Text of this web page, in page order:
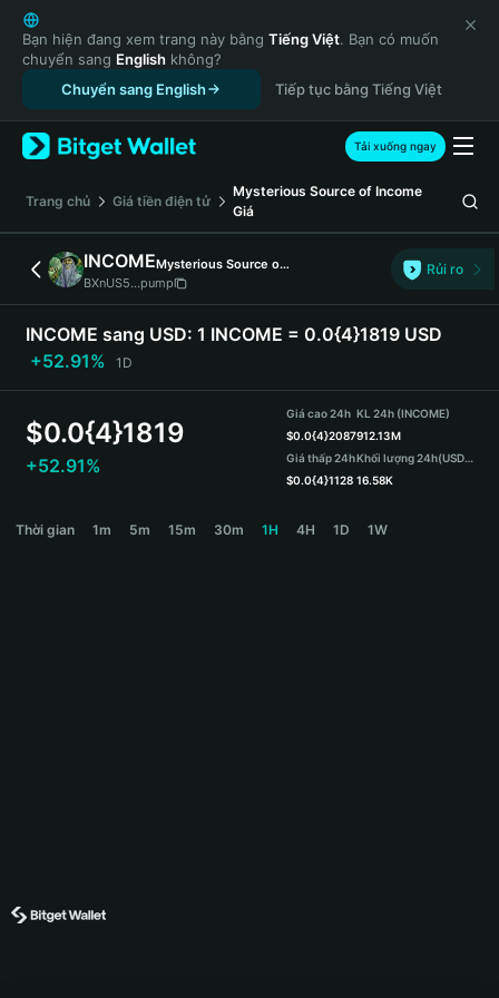
English
日本語
Tiếng Việt
Русский
Español (Latinoamérica)
Türkçe
Français
Deutsch
简体中文
繁體中文
Português (Portugal)
Bahasa Indonesia
ภาษาไทย
हिन्दी
Español
Português (Brasil)
Bạn hiện đang xem trang này bằng Tiếng Việt. Bạn có muốn
chuyển sang English không?
Chuyển sang English
Tiếp tục bằng Tiếng Việt
Tải xuống ngay
‌Trang chủ Giá tiền điện tử
Mysterious Source of Income
Giá
INCOME
Mysterious Source of Income
BXnUS5...pump
Rủi ro
INCOME sang USD: 1 INCOME = 0.0{4}1819 USD
+52.91%
1D
$0.0{4}1819
+52.91%
Giá cao 24h
$0.0{4}2087
Giá thấp 24h
$0.0{4}1128
KL 24h (INCOME)
912.13M
Khối lượng 24h(USDT)
16.58K
Thời gian 1m 5m 15m 30m 1H 4H 1D 1W